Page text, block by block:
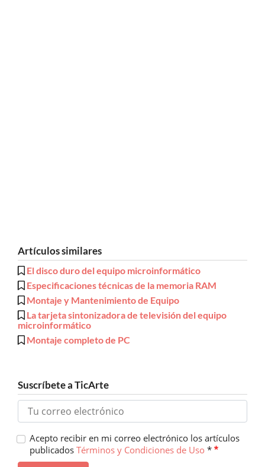
Artículos similares
El disco duro del equipo microinformático
Especificaciones técnicas de la memoria RAM
Montaje y Mantenimiento de Equipo
La tarjeta sintonizadora de televisión del equipo
microinformático
Montaje completo de PC
Suscríbete a TicArte
Acepto recibir en mi correo electrónico los artículos
publicados Términos y Condiciones de Uso *